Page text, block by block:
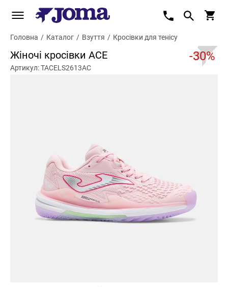
Головна / Каталог / Взуття / Кросівки для тенісу
Жіночі кросівки ACE -30%
Артикул: TACELS2613AC